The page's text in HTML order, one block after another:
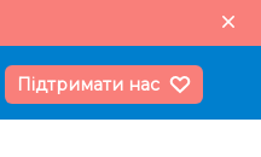
Підтримати нас